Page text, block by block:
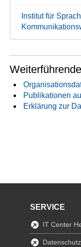
Institut für
Publikationen
Erklärung zur
SERVICE
IT Center